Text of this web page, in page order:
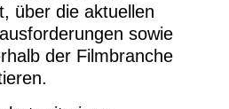
über die aktuellen
sowie
der Filmbranche